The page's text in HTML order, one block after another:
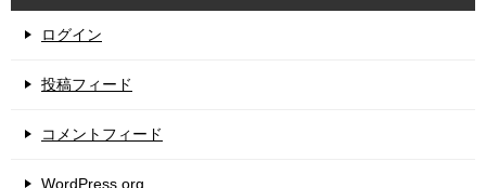
ログイン
投稿フィード
コメントフィード
WordPress.org